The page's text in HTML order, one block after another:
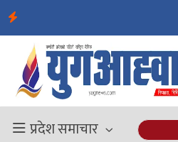
प्रदेश समाचार